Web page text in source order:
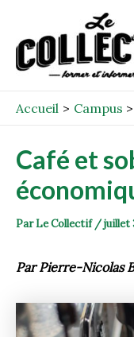
contenu
Accueil Campus
Café et
ParLe Collectif /juillet
Par Pierre-Nicolas
navigation